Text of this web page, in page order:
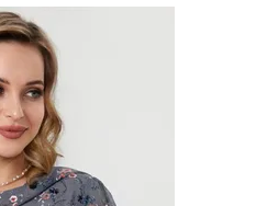
Фотографии
товара